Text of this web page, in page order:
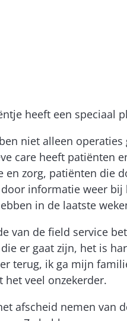
heeft een speciaal
niet alleen
care heeft patiënten
en zorg, patiënten die
informatie weer
in de laatste
van de field service
er gaat zijn, het is
terug, ik ga mijn
het veel onzekerder.
afscheid nemen van